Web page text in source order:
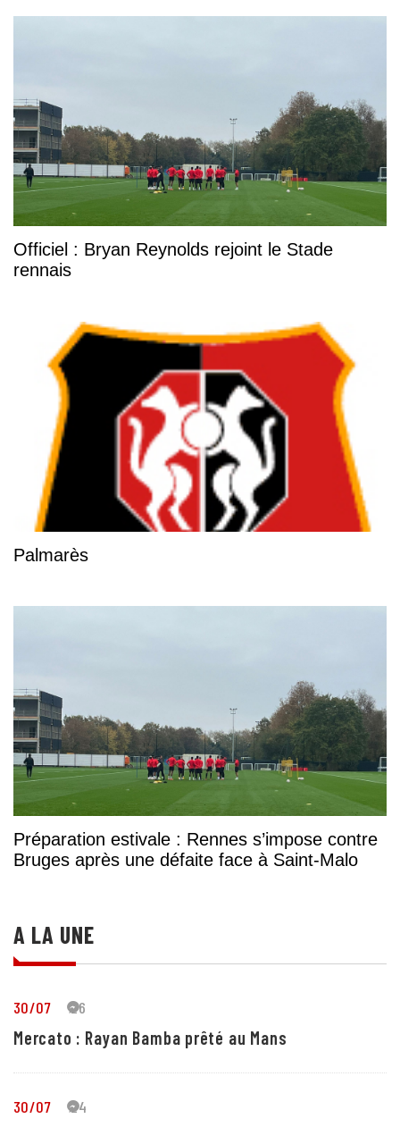
Officiel : Bryan Reynolds rejoint le Stade
rennais
Palmarès
Préparation estivale : Rennes s’impose contre
Bruges après une défaite face à Saint-Malo
A LA UNE
30/07 26
Mercato : Rayan Bamba prêté au Mans
30/07 24